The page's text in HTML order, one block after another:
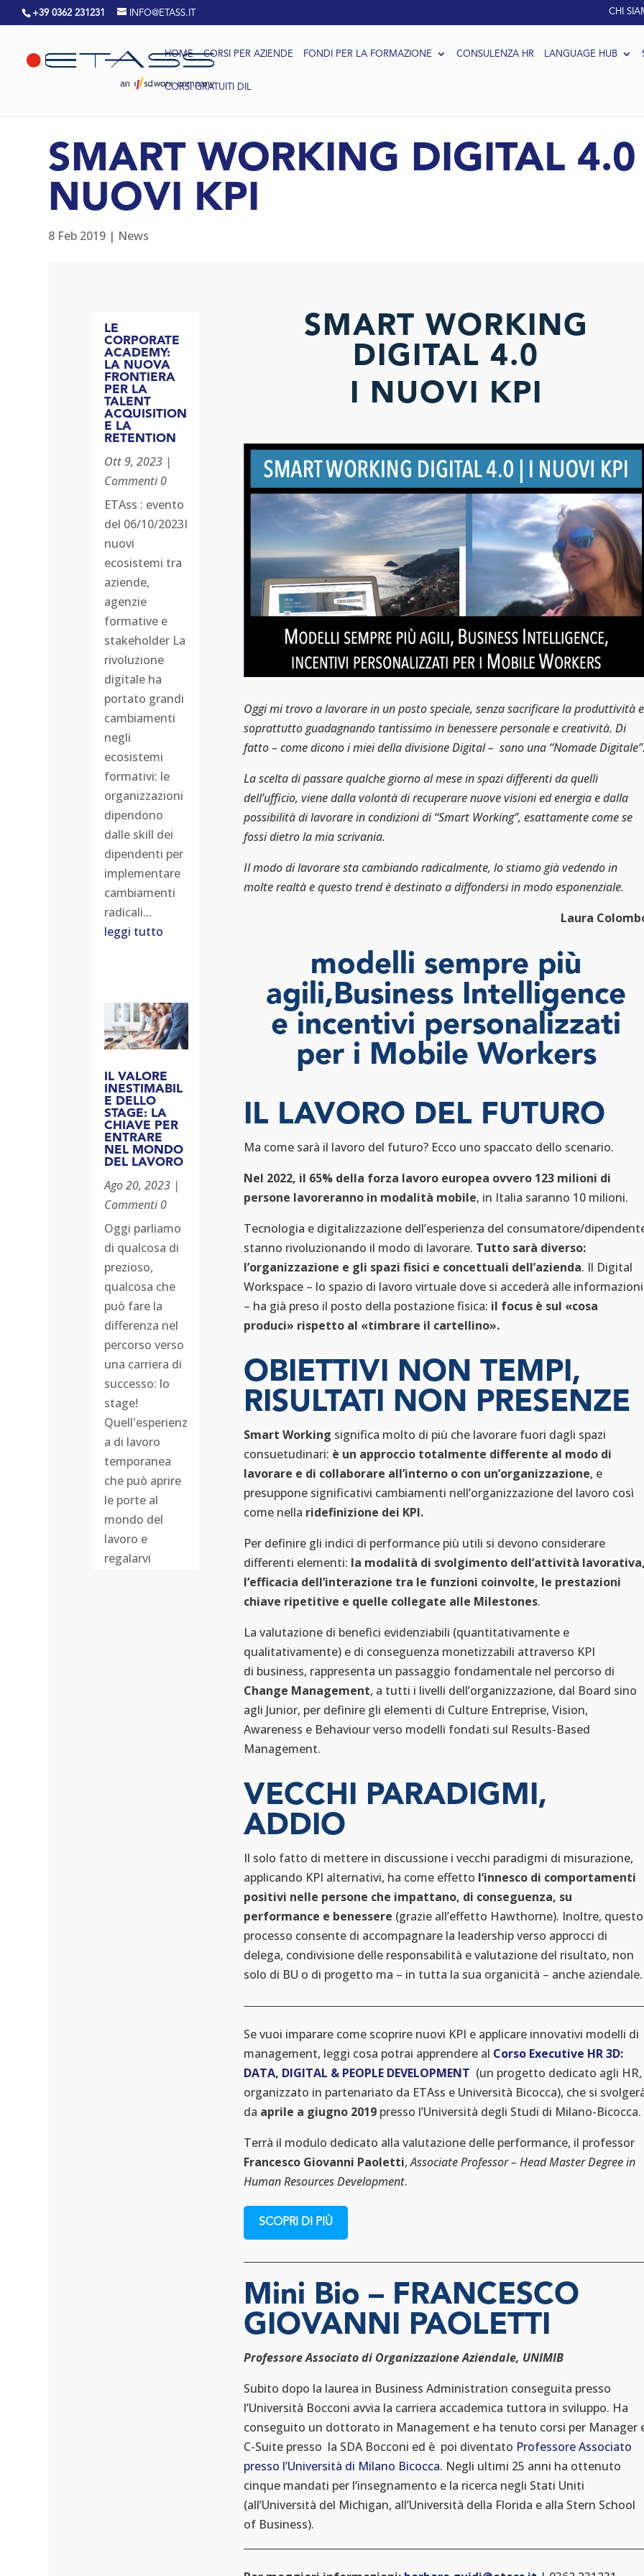
+39 0362 231231 INFO@ETASS.IT CHI
HOME CORSI PER AZIENDE FONDI PER LA FORMAZIONE CONSULENZA HR LANGUAGE HUB
CORSI GRATUITI DIL
SMART WORKING DIGITAL 4.0
NUOVI KPI
8 Feb 2019 | News
LE
CORPORATE
ACADEMY:
LA NUOVA
FRONTIERA
PER LA
TALENT
ACQUISITION
E LA
RETENTION
Ott 9, 2023 |
Commenti 0
ETAss : evento
del 06/10/2023I
nuovi
ecosistemi tra
aziende,
agenzie
formative e
stakeholder La
rivoluzione
digitale ha
portato grandi
cambiamenti
negli
ecosistemi
formativi: le
organizzazioni
dipendono
dalle skill dei
dipendenti per
implementare
cambiamenti
radicali...
leggi tutto
IL VALORE
INESTIMABIL
E DELLO
STAGE: LA
CHIAVE PER
ENTRARE
NEL MONDO
DEL LAVORO
Ago 20, 2023 |
Commenti 0
Oggi parliamo
di qualcosa di
prezioso,
qualcosa che
può fare la
differenza nel
percorso verso
una carriera di
successo: lo
stage!
Quell'esperienz
a di lavoro
temporanea
che può aprire
le porte al
mondo del
lavoro e
regalarvi
SMART WORKING
DIGITAL 4.0
I NUOVI KPI
Oggi mi trovo a lavorare in un posto speciale, senza sacrificare la produttività e
soprattutto guadagnando tantissimo in benessere personale e creatività. Di
fatto – come dicono i miei della divisione Digital – sono una “Nomade
La scelta di passare qualche giorno al mese in spazi differenti da quelli
dell’ufficio, viene dalla volontà di recuperare nuove visioni ed energia e dalla
possibilità di lavorare in condizioni di “Smart Working”, esattamente come se
fossi dietro la mia scrivania.
Il modo di lavorare sta cambiando radicalmente, lo stiamo già vedendo in
molte realtà e questo trend è destinato a diffondersi in modo esponenziale.
Laura
modelli sempre più
agili,Business Intelligence
e incentivi personalizzati
per i Mobile Workers
IL LAVORO DEL FUTURO
Ma come sarà il lavoro del futuro? Ecco uno spaccato dello scenario.
Nel 2022, il 65% della forza lavoro europea ovvero 123 milioni di
persone lavoreranno in modalità mobile, in Italia saranno 10 milioni.
Tecnologia e digitalizzazione dell’esperienza del consumatore/
stanno rivoluzionando il modo di lavorare. Tutto sarà diverso:
l’organizzazione e gli spazi fisici e concettuali dell’azienda. Il Digital
Workspace – lo spazio di lavoro virtuale dove si accederà alle informazioni
– ha già preso il posto della postazione fisica: il focus è sul «cosa
produci» rispetto al «timbrare il cartellino».
OBIETTIVI NON TEMPI,
RISULTATI NON PRESENZE
Smart Working significa molto di più che lavorare fuori dagli spazi
consuetudinari: è un approccio totalmente differente al modo di
lavorare e di collaborare all’interno o con un’organizzazione, e
presuppone significativi cambiamenti nell’organizzazione del lavoro così
come nella ridefinizione dei KPI.
Per definire gli indici di performance più utili si devono considerare
differenti elementi: la modalità di svolgimento dell’attività
l’efficacia dell’interazione tra le funzioni coinvolte, le prestazioni
chiave ripetitive e quelle collegate alle Milestones.
La valutazione di benefici evidenziabili (quantitativamente e
qualitativamente) e di conseguenza monetizzabili attraverso KPI
di business, rappresenta un passaggio fondamentale nel percorso di
Change Management, a tutti i livelli dell’organizzazione, dal Board sino
agli Junior, per definire gli elementi di Culture Entreprise, Vision,
Awareness e Behaviour verso modelli fondati sul Results-Based
Management.
VECCHI PARADIGMI,
ADDIO
Il solo fatto di mettere in discussione i vecchi paradigmi di misurazione,
applicando KPI alternativi, ha come effetto l’innesco di comportamenti
positivi nelle persone che impattano, di conseguenza, su
performance e benessere (grazie all’effetto Hawthorne). Inoltre, questo
processo consente di accompagnare la leadership verso approcci di
delega, condivisione delle responsabilità e valutazione del risultato, non
solo di BU o di progetto ma – in tutta la sua organicità – anche aziendale.
Se vuoi imparare come scoprire nuovi KPI e applicare innovativi modelli di
management, leggi cosa potrai apprendere al Corso Executive HR 3D:
DATA, DIGITAL & PEOPLE DEVELOPMENT (un progetto dedicato agli HR,
organizzato in partenariato da ETAss e Università Bicocca), che si
da aprile a giugno 2019presso l’Università degli Studi di Milano-Bicocca.
Terrà il modulo dedicato alla valutazione delle performance, il professor
Francesco Giovanni Paoletti,Associate Professor – Head Master Degree in
Human Resources Development.
SCOPRI DI PIÙ
Mini Bio – FRANCESCO
GIOVANNI PAOLETTI
Professore Associato di Organizzazione Aziendale, UNIMIB
Subito dopo la laurea in Business Administration conseguita presso
l’Università Bocconi avvia la carriera accademica tuttora in sviluppo. Ha
conseguito un dottorato in Management e ha tenuto corsi per Manager
C-Suite presso la SDA Bocconi ed è poi diventato Professore Associato
presso l’Università di Milano Bicocca. Negli ultimi 25 anni ha ottenuto
cinque mandati per l’insegnamento e la ricerca negli Stati Uniti
(all’Università del Michigan, all’Università della Florida e alla Stern School
of Business).